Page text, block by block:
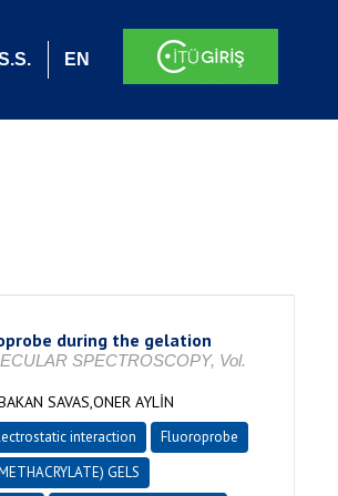
EN
during the gelation
SPECTROSCOPY, Vol.
SAVAS,ONER AYLİN
interaction
Fluoroprobe
GELS